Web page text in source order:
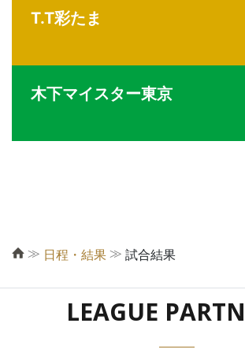
T.T彩たま
木下マイスター東京
≫ 日程・結果 ≫ 試合結果
LEAGUE